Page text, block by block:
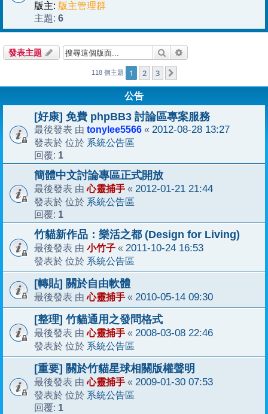
版主: 版主管理群
主題: 6
發表主題 搜尋
118 個主題 1 2 3
公告
[好康] 免費 phpBB3 討論區專案服務
最後發表 由 tonylee5566 « 2012-08-28 13:27
發表於 位於 系統公告區
回覆: 1
簡體中文討論專區正式開放
最後發表 由心靈捕手 « 2012-01-21 21:44
發表於 位於 系統公告區
回覆: 1
竹貓新作品：樂活之都 (Design for Living)
最後發表 由 小竹子 « 2011-10-24 16:53
發表於 位於 系統公告區
[轉貼] 關於自由軟體
最後發表 由心靈捕手 « 2010-05-14 09:30
[整理] 竹貓通用之發問格式
最後發表 由心靈捕手 « 2008-03-08 22:46
發表於 位於 系統公告區
[重要] 關於竹貓星球相關版權聲明
最後發表 由心靈捕手 « 2009-01-30 07:53
發表於 位於 系統公告區
回覆: 1